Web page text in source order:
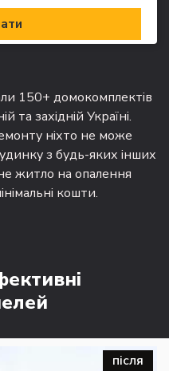
150+ домокомплектів
та західній Україні.
ніхто не може
з будь-яких інших
житло на опалення
кошти.
після